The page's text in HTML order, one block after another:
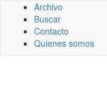
Archivo
Buscar
Contacto
Quienes somos